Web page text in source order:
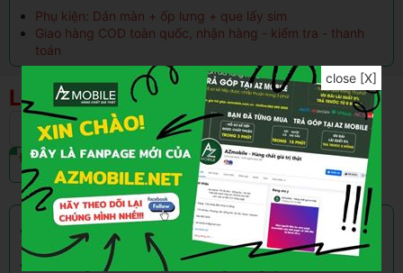
Phụ kiện: Dán màn + ốp lưng + que lấy sim
Giao hàng COD toàn quốc, nhận hàng - kiểm tra - thanh
toán
Liên hệ
256GB
Liên hệ
512GB
Liên hệ
Đen classic
Liên hệ
trắng classic
Liên hệ
Tím cobalt
Liên hệ
Xanh Sky Blue
Liên hệ
CHẾ ĐỘ BẢO HÀNH
Bảo hành 12 Tháng toàn bộ máy(cả FaceID). Màn hình
12 tháng
Bao dùng đổi trả sản phẩm trong 15 ngày
close [X]